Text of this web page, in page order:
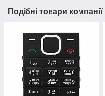
Подібні товари компанії